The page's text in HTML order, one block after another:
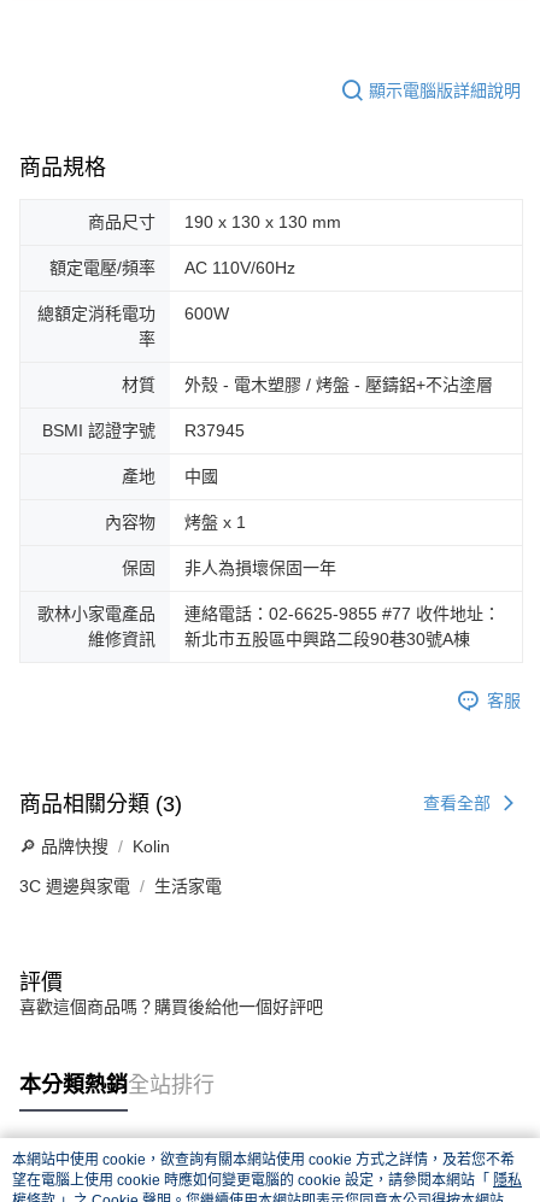
顯示電腦版詳細說明
商品規格
商品尺寸 190 x 130 x 130 mm
額定電壓/頻率 AC 110V/60Hz
總額定消秏電功
率
600W
材質 外殼 - 電木塑膠 / 烤盤 - 壓鑄鋁+不沾塗層
BSMI 認證字號 R37945
產地 中國
內容物 烤盤 x 1
保固 非人為損壞保固一年
歌林小家電產品
維修資訊
連絡電話：02-6625-9855 #77 收件地址：
新北市五股區中興路二段90巷30號A棟
客服
商品相關分類 (3) 查看全部
🔎 品牌快搜 Kolin
3C 週邊與家電 生活家電
評價
喜歡這個商品嗎？購買後給他一個好評吧
本分類熱銷全站排行
熱門標籤
本網站中使用 cookie，欲查詢有關本網站使用 cookie 方式之詳情，及若您不希
望在電腦上使用 cookie 時應如何變更電腦的 cookie 設定，請參閱本網站「 隱私